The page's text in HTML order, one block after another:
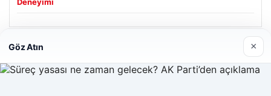
Son Eklenen Firmalar
Göz Atın ×